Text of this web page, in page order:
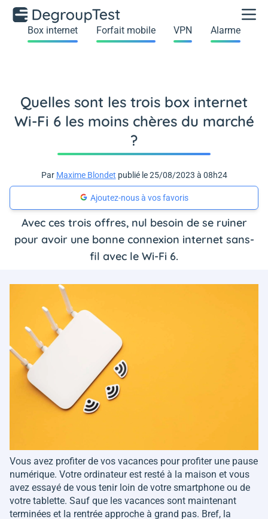
Box internet Forfait mobile VPN Alarme
Quelles sont les trois box internet
Wi-Fi 6 les moins chères du marché
?
Par Maxime Blondet publié le 25/08/2023 à 08h24
Ajoutez-nous à vos favoris
Avec ces trois offres, nul besoin de se ruiner
pour avoir une bonne connexion internet sans-
fil avec le Wi-Fi 6.
Vous avez profiter de vos vacances pour profiter une pause
numérique. Votre ordinateur est resté à la maison et vous
avez essayé de vous tenir loin de votre smartphone ou de
votre tablette. Sauf que les vacances sont maintenant
terminées et la rentrée approche à grand pas. Bref, la